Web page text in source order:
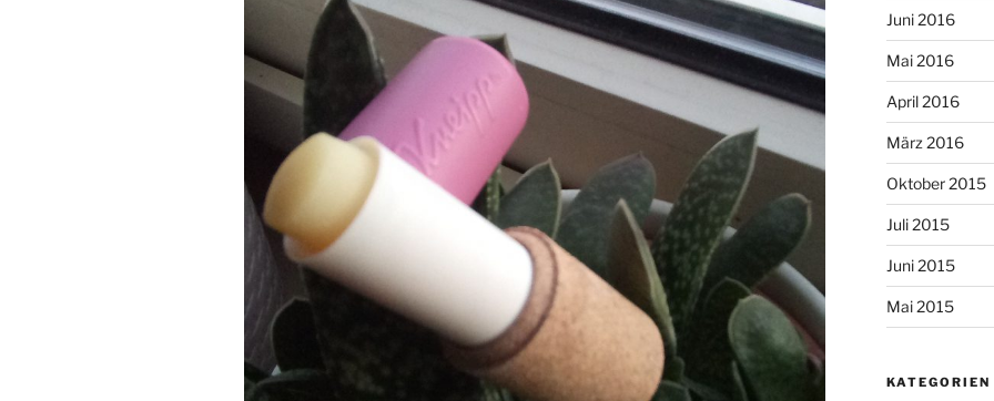
Juni 2016
Mai 2016
April 2016
März 2016
Oktober 2015
Juli 2015
Juni 2015
Mai 2015
KATEGORIEN